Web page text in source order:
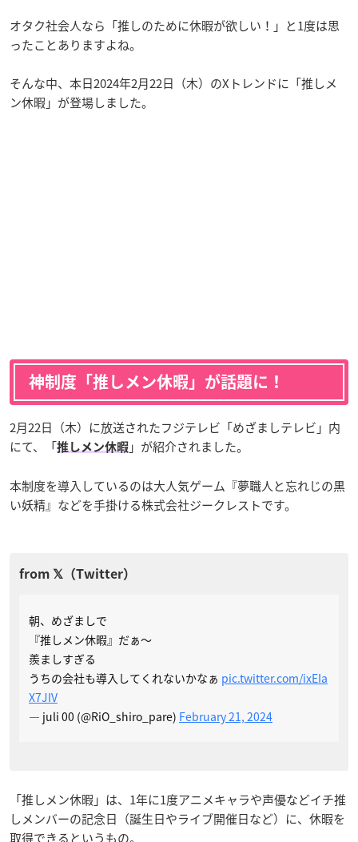
オタク社会人なら「推しのために休暇が欲しい！」と1度は思
ったことありますよね。
そんな中、本日2024年2月22日（木）のXトレンドに「推しメ
ン休暇」が登場しました。
神制度「推しメン休暇」が話題に！
2月22日（木）に放送されたフジテレビ「めざましテレビ」内
にて、「推しメン休暇 」が紹介されました。
本制度を導入しているのは大人気ゲーム『夢職人と忘れじの黒
い妖精』などを手掛ける株式会社ジークレストです。
朝、めざましで
『推しメン休暇』だぁ～
羨ましすぎる
うちの会社も導入してくれないかなぁ pic.twitter.com/ixEIa
X7JIV
— juli 00 (@RiO_shiro_pare) February 21, 2024
「推しメン休暇」は、1年に1度アニメキャラや声優などイチ推
しメンバーの記念日（誕生日やライブ開催日など）に、休暇を
取得できるというもの。